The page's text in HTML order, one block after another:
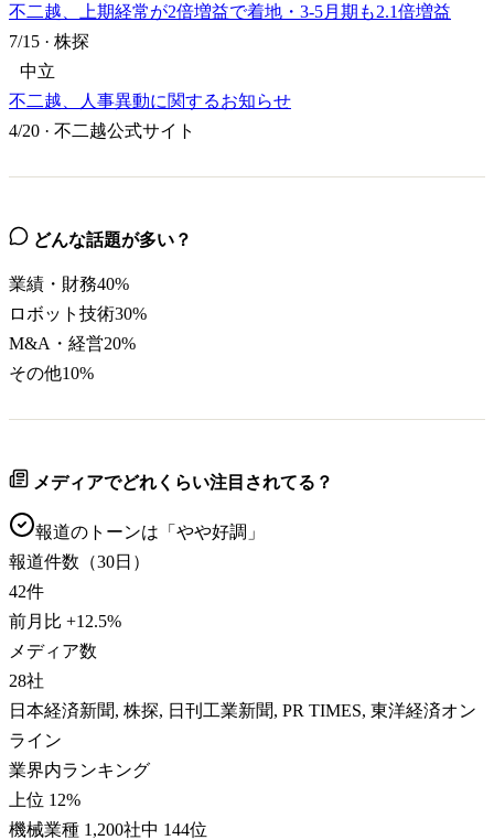
不二越、上期経常が2倍増益で着地・3-5月期も2.1倍増益
7/15 · 株探
中立
不二越、人事異動に関するお知らせ
4/20 · 不二越公式サイト
どんな話題が多い？
業績・財務40%
ロボット技術30%
M&A・経営20%
その他10%
メディアでどれくらい注目されてる？
報道のトーンは「 やや好調 」
報道件数（30日）
42件
前月比 +12.5%
メディア数
28社
日本経済新聞, 株探, 日刊工業新聞, PR TIMES, 東洋経済オン
ライン
業界内ランキング
上位 12%
機械業種 1,200社中 144位